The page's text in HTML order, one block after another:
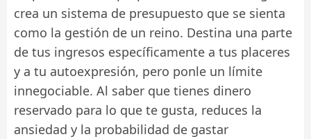
crea un sistema de presupuesto que se sienta
como la gestión de un reino. Destina una parte
de tus ingresos específicamente a tus placeres
y a tu autoexpresión, pero ponle un límite
innegociable. Al saber que tienes dinero
reservado para lo que te gusta, reduces la
ansiedad y la probabilidad de gastar